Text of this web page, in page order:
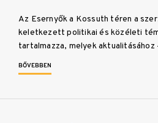
Az Esernyők a Kossuth téren a
keletkezett politikai és közéleti
tartalmazza, melyek
BŐVEBBEN